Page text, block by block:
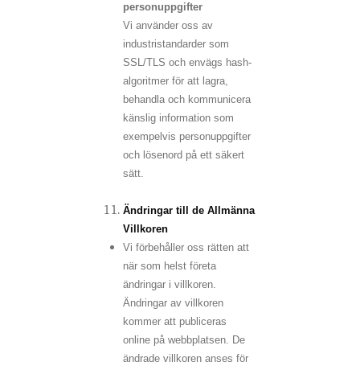
personuppgifter
Vi använder oss av
industristandarder som
SSL/TLS och envägs hash-
algoritmer för att lagra,
behandla och kommunicera
känslig information som
exempelvis personuppgifter
och lösenord på ett säkert
sätt.
Ändringar till de Allmänna
Villkoren
Vi förbehåller oss rätten att
när som helst företa
ändringar i villkoren.
Ändringar av villkoren
kommer att publiceras
online på webbplatsen. De
ändrade villkoren anses för